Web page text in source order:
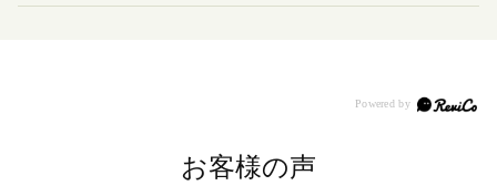
お客様の声